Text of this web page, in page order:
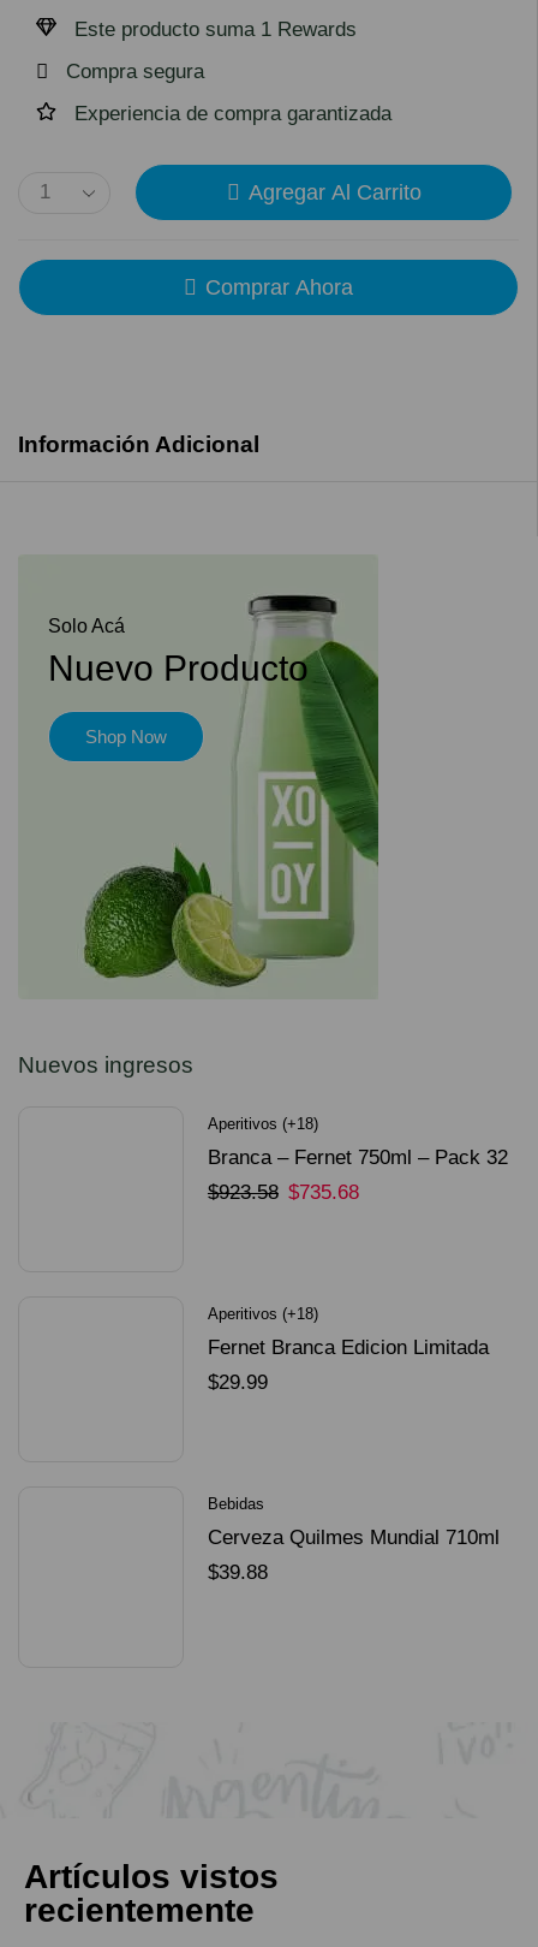
Este producto suma 1 Rewards
Compra segura
Experiencia de compra garantizada
Agregar Al Carrito
Comprar Ahora
Información Adicional
Solo Acá
Nuevo Producto
Shop Now
Nuevos ingresos
Aperitivos (+18)
Branca – Fernet 750ml – Pack 32
Unidades
$923.58 $735.68
Aperitivos (+18)
Fernet Branca Edicion Limitada
Dorado Mundial
$29.99
Bebidas
Cerveza Quilmes Mundial 710ml
packX4
$39.88
Artículos vistos
recientemente